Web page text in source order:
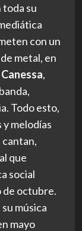
su
con un
metal, en
,
Todo esto,
y melodías
cantan,
que
social
de octubre.
música
mayo